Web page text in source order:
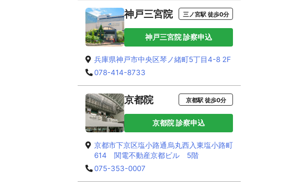
神戸三宮院 三ノ宮駅 徒歩0分
神戸三宮院 診察申込
兵庫県神戸市中央区琴ノ緒町5丁目4-8 2F
078-414-8733
京都院 京都駅 徒歩0分
京都院 診察申込
京都市下京区塩小路通烏丸西入東塩小路町
614 関電不動産京都ビル 5階
075-353-0007